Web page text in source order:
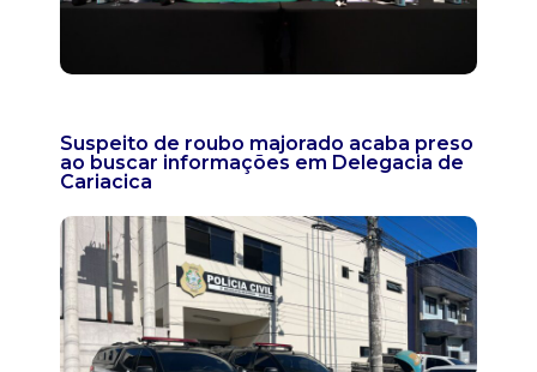
Suspeito de roubo majorado acaba preso
ao buscar informações em Delegacia de
Cariacica